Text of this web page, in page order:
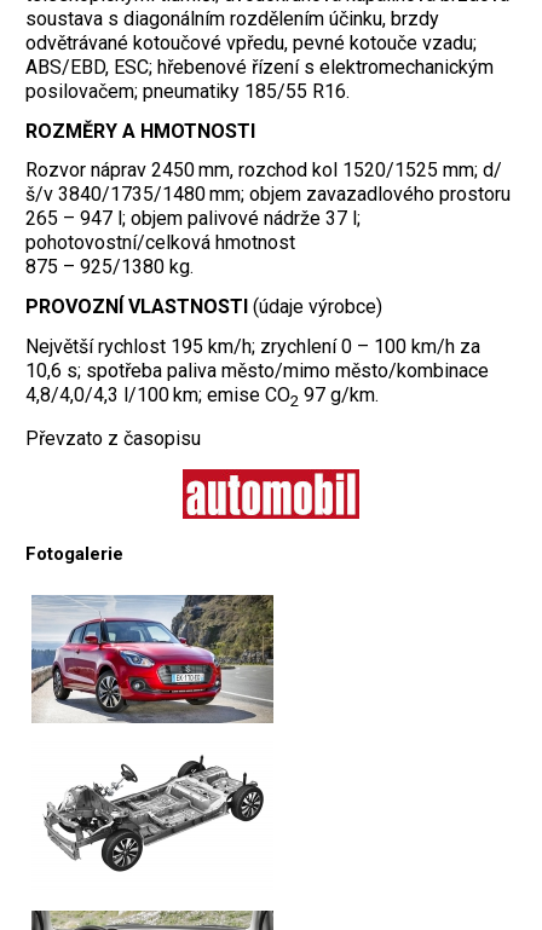
soustava s diagonálním rozdělením účinku, brzdy
odvětrávané kotoučové vpředu, pevné kotouče vzadu;
ABS/EBD, ESC; hřebenové řízení s elektromechanickým
posilovačem; pneumatiky 185/55 R16.
ROZMĚRY A HMOTNOSTI
Rozvor náprav 2450 mm, rozchod kol 1520/1525 mm; d/
š/v 3840/1735/1480 mm; objem zavazadlového prostoru
265 – 947 l; objem palivové nádrže 37 l;
pohotovostní/celková hmotnost
875 – 925/1380 kg.
PROVOZNÍ VLASTNOSTI (údaje výrobce)
Největší rychlost 195 km/h; zrychlení 0 – 100 km/h za
10,6 s; spotřeba paliva město/mimo město/kombinace
4,8/4,0/4,3 l/100 km; emise CO2 97 g/km.
Převzato z časopisu
Fotogalerie